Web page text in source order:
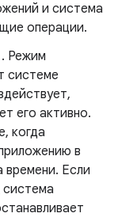
и система
операции.
. Режим
системе
его активно.
когда
в
времени. Если